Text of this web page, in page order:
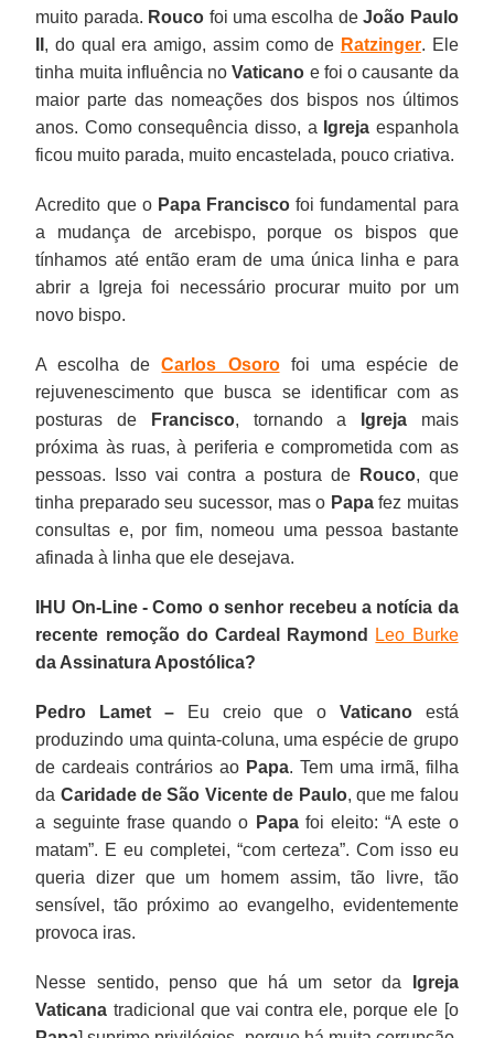
muito parada. Rouco foi uma escolha deJoão Paulo
, do qual era amigo, assim como de Ratzinger. Ele
tinha muita influência noVaticano e foi o causante da
maior parte das nomeações dos bispos nos últimos
anos. Como consequência disso, a Igreja espanhola
ficou muito parada, muito encastelada, pouco criativa.
Acredito que o Papa Francisco foi fundamental para
a mudança de arcebispo, porque os bispos que
tínhamos até então eram de uma única linha e para
abrir a Igreja foi necessário procurar muito por um
novo bispo.
A escolha deCarlos Osorofoi uma espécie de
rejuvenescimento que busca se identificar com as
posturas de
Francisco, tornando a Igrejamais
próxima às ruas, à periferia e comprometida com as
pessoas. Isso vai contra a postura de
Rouco, que
tinha preparado seu sucessor, mas o Papafez muitas
consultas e, por fim, nomeou uma pessoa bastante
afinada à linha que ele desejava.
IHU On-Line - Como o senhor recebeu a notícia da
recente remoção do Cardeal Raymond
Leo Burke
da Assinatura Apostólica?
Pedro Lamet –Eu creio que o Vaticanoestá
produzindo uma quinta-coluna, uma espécie de grupo
de cardeais contrários ao Papa. Tem uma irmã, filha
da Caridade de São Vicente de Paulo, que me falou
a seguinte frase quando o Papafoi eleito: “A este o
matam”. E eu completei, “com certeza”. Com isso eu
queria dizer que um homem assim, tão livre, tão
sensível, tão próximo ao evangelho, evidentemente
provoca iras.
Nesse sentido, penso que há um setor da
Igreja
Vaticana tradicional que vai contra ele, porque ele [o